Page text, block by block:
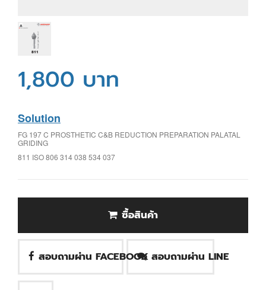
1,800 บาท
Solution
FG 197 C PROSTHETIC C&B REDUCTION PREPARATION PALATAL
GRIDING
811 ISO 806 314 038 534 037
ซื้อสินค้า
สอบถามผ่าน FACEBOOK สอบถามผ่าน LINE